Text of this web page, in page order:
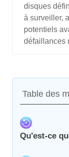
disques
à surveiller,
potentiels
défaillances
Table des
Qu'est-ce